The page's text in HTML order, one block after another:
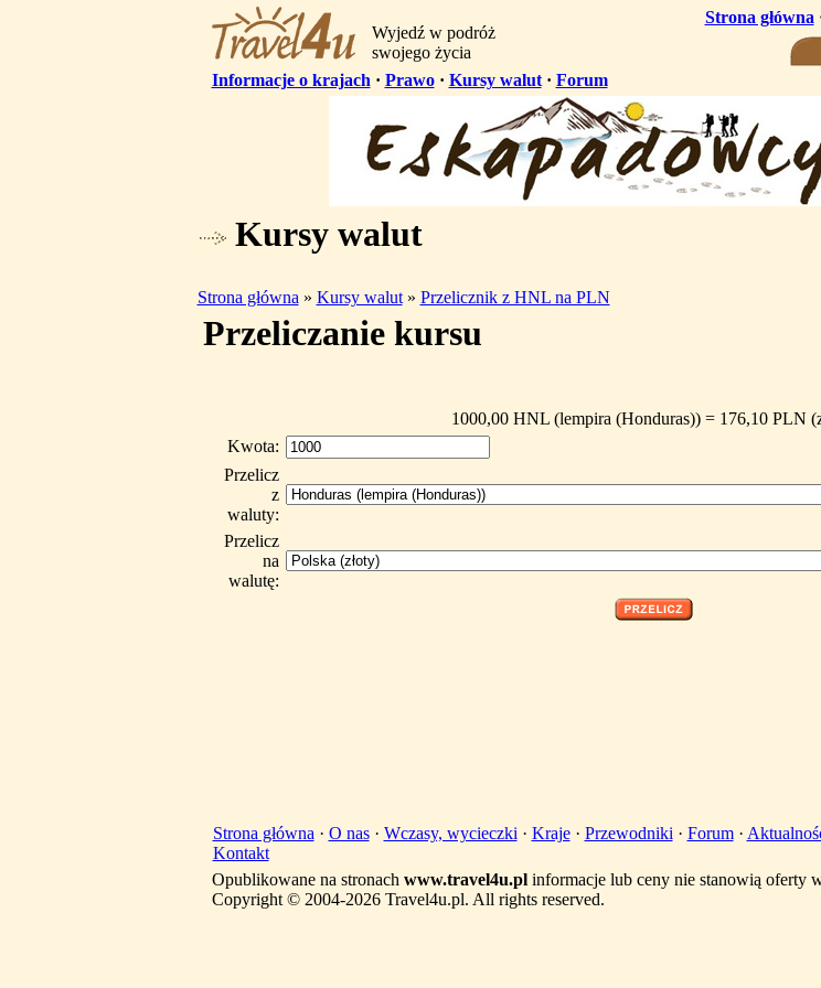
Wyjedź w podróż
swojego życia
Strona główna
Informacje o krajach · Prawo· Kursy walut· Forum
Kursy walut
Strona główna » Kursy walut» Przelicznik z HNL na PLN
Przeliczanie kursu
1000,00 HNL (lempira (Honduras)) = 176,10 PLN
Kwota:
Przelicz
z
waluty:
Przelicz
na
walutę:
Strona główna · O nas· Wczasy, wycieczki · Kraje· Przewodniki · Forum·
Kontakt
Opublikowane na stronach www.travel4u.plinformacje lub ceny nie stanowią oferty
Copyright © 2004-2026 Travel4u.pl. All rights reserved.